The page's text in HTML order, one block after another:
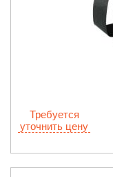
Требуется
уточнить цену